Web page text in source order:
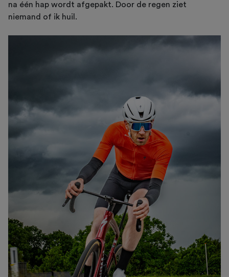
na één hap wordt afgepakt. Door de regen ziet
niemand of ik huil.